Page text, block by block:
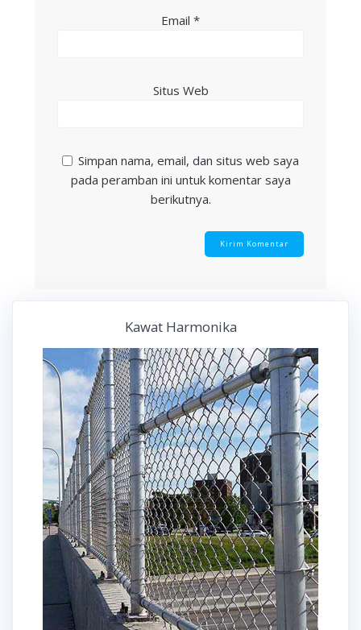
Email *
Situs Web
Simpan nama, email, dan situs web saya
pada peramban ini untuk komentar saya
berikutnya.
Kawat Harmonika